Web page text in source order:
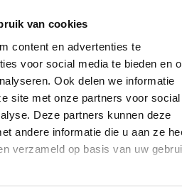
van cookies
content en advertenties te
voor social media te bieden en
Ook delen we informatie
site met onze partners voor social
Deze partners kunnen deze
andere informatie die u aan ze
verzameld op basis van uw
krijgen een plaatsje in de
en worden verwerkt in een
Het resultaat van deze
in het voorjaar van 2024.
van Poperinge plannen
een quiz en twee lezingen onder de
een grensgeval’.
hoogte?